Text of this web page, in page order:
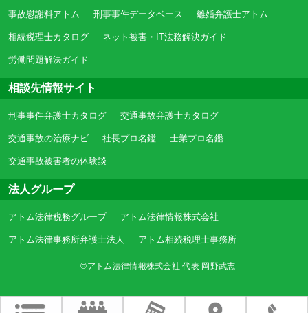
事故慰謝料アトム 刑事事件データベース 離婚弁護士アトム
相続税理士カタログ ネット被害・IT法務解決ガイド
労働問題解決ガイド
相談先情報サイト
刑事事件弁護士カタログ 交通事故弁護士カタログ
交通事故の治療ナビ 社長プロ名鑑 士業プロ名鑑
交通事故被害者の体験談
法人グループ
アトム法律税務グループ アトム法律情報株式会社
アトム法律事務所弁護士法人 アトム相続税理士事務所
©アトム法律情報株式会社 代表 岡野武志